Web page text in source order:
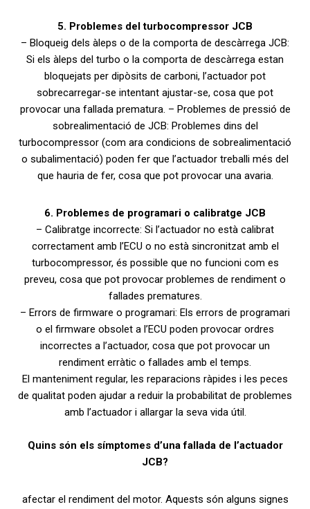
5. Problemes del turbocompressor JCB
– Bloqueig dels àleps o de la comporta de descàrrega JCB:
Si els àleps del turbo o la comporta de descàrrega estan
bloquejats per dipòsits de carboni, l’actuador pot
sobrecarregar-se intentant ajustar-se, cosa que pot
provocar una fallada prematura. – Problemes de pressió de
sobrealimentació de JCB: Problemes dins del
turbocompressor (com ara condicions de sobrealimentació
o subalimentació) poden fer que l’actuador treballi més del
que hauria de fer, cosa que pot provocar una avaria.
6. Problemes de programari o calibratge JCB
– Calibratge incorrecte: Si l’actuador no està calibrat
correctament amb l’ECU o no està sincronitzat amb el
turbocompressor, és possible que no funcioni com es
preveu, cosa que pot provocar problemes de rendiment o
fallades prematures.
– Errors de firmware o programari: Els errors de programari
o el firmware obsolet a l’ECU poden provocar ordres
incorrectes a l’actuador, cosa que pot provocar un
rendiment erràtic o fallades amb el temps.
El manteniment regular, les reparacions ràpides i les peces
de qualitat poden ajudar a reduir la probabilitat de problemes
amb l’actuador i allargar la seva vida útil.
Quins són els símptomes d’una fallada de l’actuador
JCB?
afectar el rendiment del motor. Aquests són alguns signes